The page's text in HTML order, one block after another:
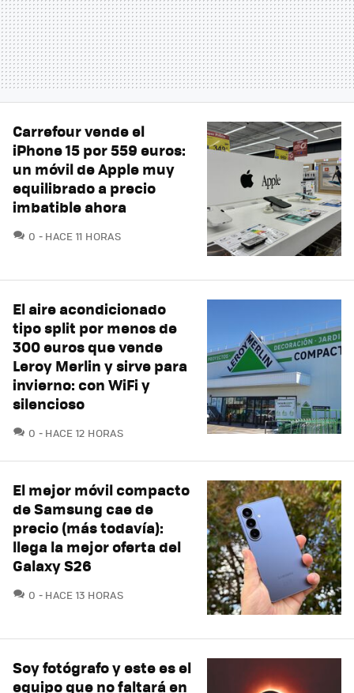
Carrefour vende el
iPhone 15 por 559 euros:
un móvil de Apple muy
equilibrado a precio
imbatible ahora
0 COMENTARIOS
HACE 11 HORAS
El aire acondicionado
tipo split por menos de
300 euros que vende
Leroy Merlin y sirve para
invierno: con WiFi y
silencioso
0 COMENTARIOS
HACE 12 HORAS
El mejor móvil compacto
de Samsung cae de
precio (más todavía):
llega la mejor oferta del
Galaxy S26
0 COMENTARIOS
HACE 13 HORAS
Soy fotógrafo y este es el
equipo que no faltará en